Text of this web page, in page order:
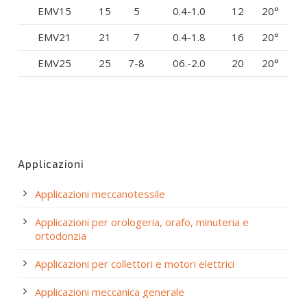
EMV15
15 5 0.4-1.0 12
20°
EMV21
21 7 0.4-1.8 16
20°
EMV25
25 7-8 06.-2.0 20 20°
Applicazioni
Applicazioni meccanotessile
Applicazioni per orologeria, orafo, minuteria e
ortodonzia
Applicazioni per collettori e motori elettrici
Applicazioni meccanica generale